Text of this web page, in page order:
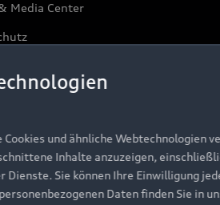
Media Center
und ähnliche Webtechnologien
Inhalte anzuzeigen,
Sie können Ihre Einwilligung
Daten finden Sie in